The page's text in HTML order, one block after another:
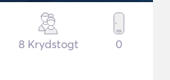
8 Krydstogt 0